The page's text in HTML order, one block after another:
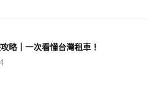
略｜一次看懂台灣租車！